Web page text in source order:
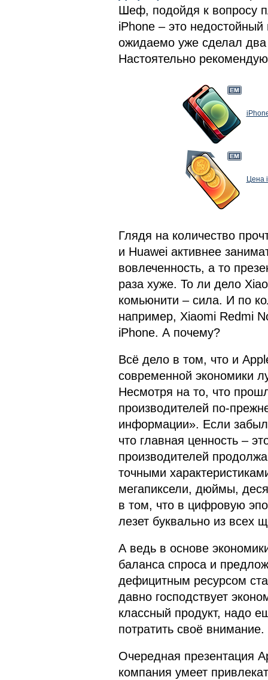
Шеф, подойдя к вопросу
iPhone – это
ожидаемо уже сделал
Настоятельно
Цена
Глядя на количество
и Huawei активнее
вовлеченность, а то
раза хуже. То ли дело
комьюнити – сила. И по
например, Xiaomi Redmi
iPhone. А почему?
Всё дело в том, что и
современной экономики
Несмотря на то, что
производителей по-
информации». Если
что главная ценность –
производителей
точными
мегапиксели, дюймы,
в том, что в цифровую
лезет буквально из всех
А ведь в основе
баланса спроса и
дефицитным ресурсом
давно господствует
классный продукт, надо
потратить своё внимание.
Очередная презентация
компания умеет